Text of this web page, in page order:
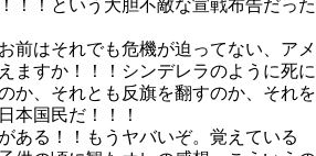
！！という大胆不敵な宣戦布告だった
前はそれでも危機が迫ってない、アメ
ますか！！！シンデレラのように死に
か、それとも反旗を翻すのか、それを
本国民だ！！！
ある！！もうヤバいぞ。覚えている